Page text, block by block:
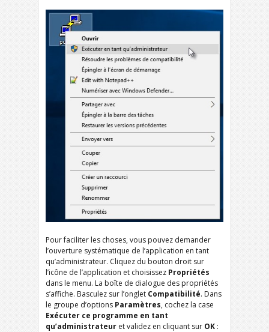
Pour faciliter les choses, vous pouvez demander
l’ouverture systématique de l’application en tant
qu’administrateur. Cliquez du bouton droit sur
l’icône de l’application et choisissez Propriétés
dans le menu. La boîte de dialogue des propriétés
s’affiche. Basculez sur l’onglet Compatibilité. Dans
le groupe d’options Paramètres, cochez la case
Exécuter ce programme en tant
qu’administrateur et validez en cliquant sur OK :